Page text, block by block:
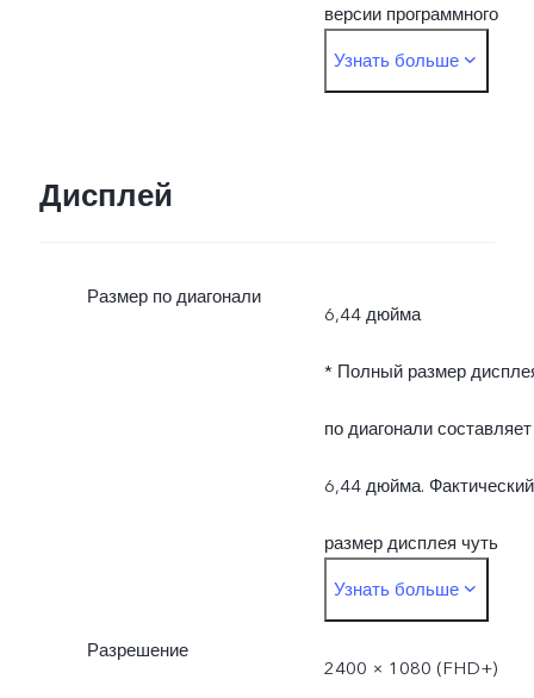
версии программного
обеспечения. Фактически
Узнать больше
Дисплей
Размер по диагонали
6,44 дюйма
* Полный размер
по диагонали составляет
6,44 дюйма. Фактический
размер дисплея чуть
меньше.
Узнать больше
Разрешение
2400 × 1080 (FHD+)